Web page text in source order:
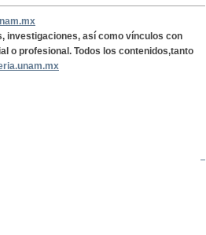
investigaciones, así como vínculos con
o profesional. Todos los contenidos,tanto